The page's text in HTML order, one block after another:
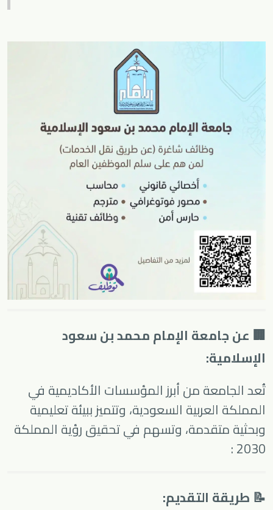
🏢 عن جامعة الإمام محمد بن سعود
الإسلامية:
تُعد الجامعة من أبرز المؤسسات الأكاديمية في
المملكة العربية السعودية، وتتميز ببيئة تعليمية
وبحثية متقدمة، وتسهم في تحقيق رؤية المملكة
2030 :
📝 طريقة التقديم: